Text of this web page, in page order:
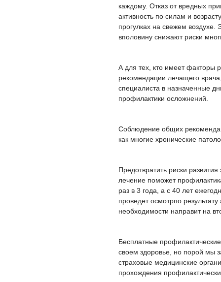
каждому. Отказ от вредных
активность по силам и
прогулках на свежем
вполовину снижают риски
А для тех, кто имеет факторы
рекомендации лечащего
специалиста в назначенные
профилактики осложнений.
Соблюдение общих
как многие хронические
Предотвратить риски
лечение поможет
раз в 3 года, а с 40 лет
проведет осмотрпо
необходимости направит на
Бесплатные
своем здоровье, но порой мы
страховые медицинские
прохождения